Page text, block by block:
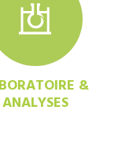
&
ANALYSES